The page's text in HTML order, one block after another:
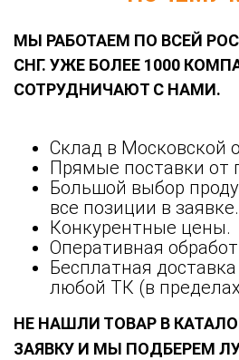
МЫ РАБОТАЕМ ПО ВСЕЙ
СНГ. УЖЕ БОЛЕЕ 1000
СОТРУДНИЧАЮТ С НАМИ.
Склад в Московской
Прямые поставки от
Большой выбор
все позиции в заявке.
Конкурентные цены.
Оперативная
Бесплатная
любой ТК (в
НЕ НАШЛИ ТОВАР В
ЗАЯВКУ И МЫ ПОДБЕРЕМ